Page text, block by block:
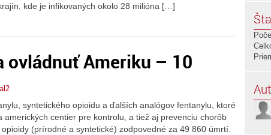
kde je infikovaných okolo 28 milióna […]
ovládnuť Ameriku – 10
syntetického opioidu a ďalších analógov fentanylu, ktoré
amerických centier pre kontrolu, a tiež aj prevenciu chorôb
(prírodné a syntetické) zodpovedné za 49 860 úmrtí.